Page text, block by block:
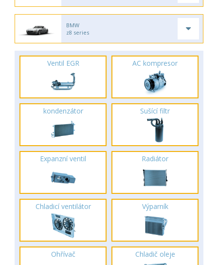
BMW
z8 series
Ventil EGR AC kompresor
kondenzátor Sušící filtr
Expanzní ventil Radiátor
Chladicí ventilátor Výparník
Ohřívač Chladič oleje